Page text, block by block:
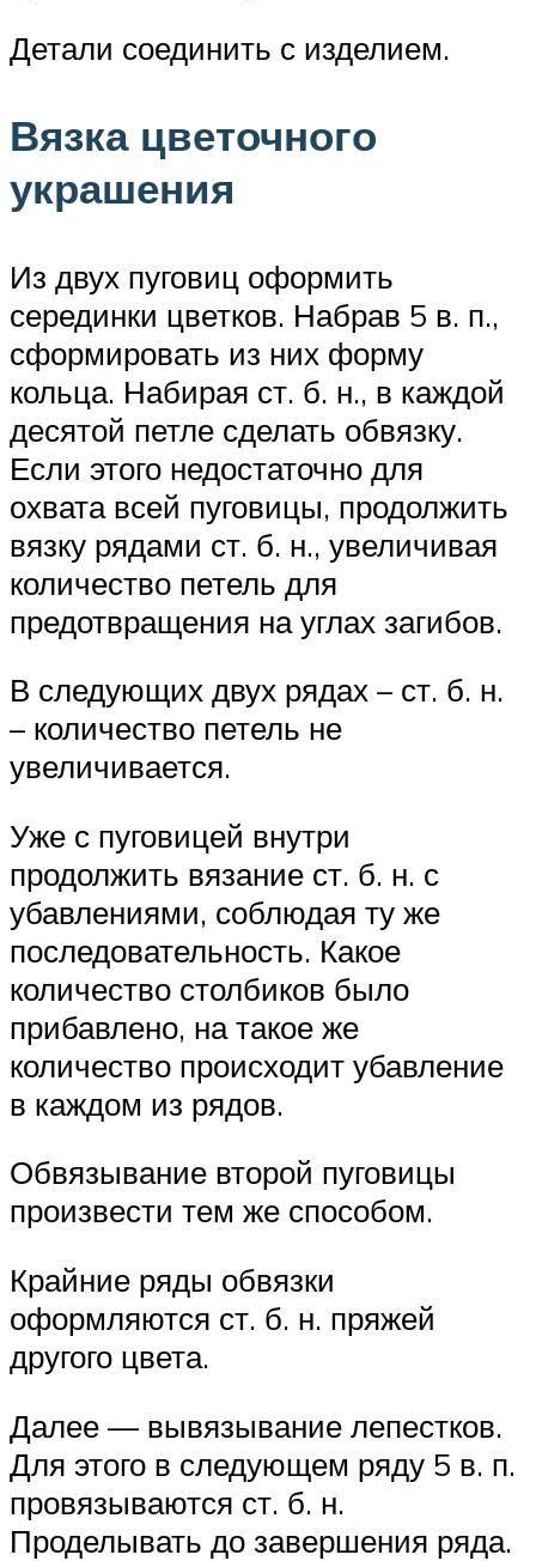
Детали соединить с изделием.
Вязка цветочного
украшения
Из двух пуговиц оформить
серединки цветков. Набрав 5 в. п.,
сформировать из них форму
кольца. Набирая ст. б. н., в каждой
десятой петле сделать обвязку.
Если этого недостаточно для
охвата всей пуговицы, продолжить
вязку рядами ст. б. н., увеличивая
количество петель для
предотвращения на углах загибов.
В следующих двух рядах – ст. б. н.
– количество петель не
увеличивается.
Уже с пуговицей внутри
продолжить вязание ст. б. н. с
убавлениями, соблюдая ту же
последовательность. Какое
количество столбиков было
прибавлено, на такое же
количество происходит убавление
в каждом из рядов.
Обвязывание второй пуговицы
произвести тем же способом.
Крайние ряды обвязки
оформляются ст. б. н. пряжей
другого цвета.
Далее — вывязывание лепестков.
Для этого в следующем ряду 5 в. п.
провязываются ст. б. н.
Проделывать до завершения ряда.